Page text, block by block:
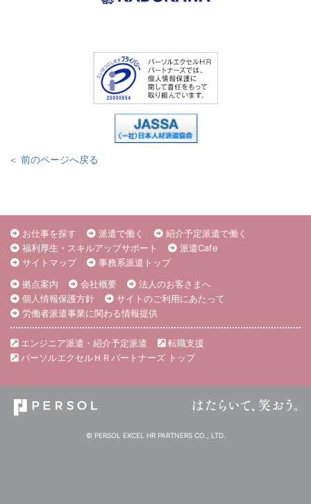
＜ 前のページへ戻る
お仕事を探す 派遣で働く
紹介予定派遣で働く
福利厚生・スキルアップサポート
派遣Cafe
サイトマップ
事務系派遣トップ
拠点案内
会社概要
法人のお客さまへ
個人情報保護方針
サイトのご利用にあたって
労働者派遣事業に関わる情報提供
エンジニア派遣・紹介予定派遣
転職支援
パーソルエクセルＨＲパートナーズ トップ
© PERSOL EXCEL HR PARTNERS CO., LTD.